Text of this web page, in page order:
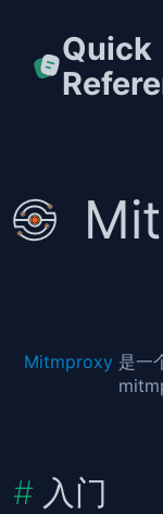
Quick
Mitmproxy 是一
入门